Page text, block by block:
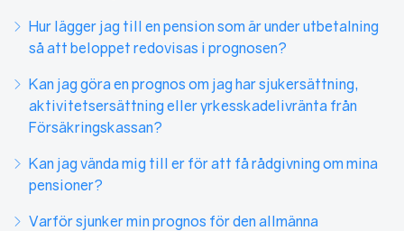
Hur lägger jag till en pension som är under utbetalning
så att beloppet redovisas i prognosen?
Kan jag göra en prognos om jag har sjukersättning,
aktivitetsersättning eller yrkesskadelivränta från
Försäkringskassan?
Kan jag vända mig till er för att få rådgivning om mina
pensioner?
Varför sjunker min prognos för den allmänna